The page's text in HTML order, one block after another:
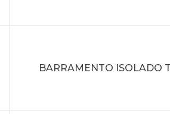
BARRAMENTO ISOLADO